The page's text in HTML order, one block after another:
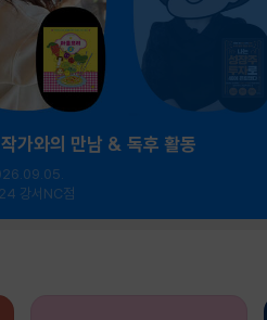
작가와의 만남 & 독후 활동
강서NC점